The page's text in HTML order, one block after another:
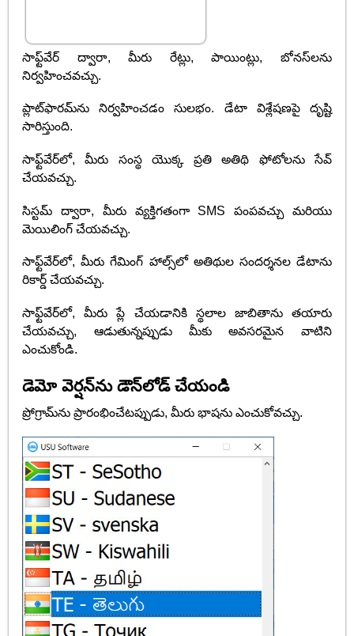
సాఫ్ట్‌వేర్ ద్వారా, మీరు రేట్లు, పాయింట్లు, బోనస్‌లను
నిర్వహించవచ్చు.
ప్లాట్‌ఫారమ్‌ను నిర్వహించడం సులభం. డేటా విశ్లేషణపై దృష్టి
సారిస్తుంది.
సాఫ్ట్‌వేర్‌లో, మీరు సంస్థ యొక్క ప్రతి అతిథి ఫోటోలను సేవ్
చేయవచ్చు.
సిస్టమ్ ద్వారా, మీరు వ్యక్తిగతంగా SMS పంపవచ్చు మరియు
మెయిలింగ్ చేయవచ్చు.
సాఫ్ట్‌వేర్‌లో, మీరు గేమింగ్ హాల్స్‌లో అతిథుల సందర్శనల డేటాను
రికార్డ్ చేయవచ్చు.
సాఫ్ట్‌వేర్‌లో, మీరు ప్లే చేయడానికి స్థలాల జాబితాను తయారు
చేయవచ్చు, ఆడుతున్నప్పుడు మీకు అవసరమైన వాటిని
ఎంచుకోండి.
డెమో వెర్షన్‌ను డౌన్‌లోడ్ చేయండి
ప్రోగ్రామ్‌ను ప్రారంభించేటప్పుడు, మీరు భాషను ఎంచుకోవచ్చు.